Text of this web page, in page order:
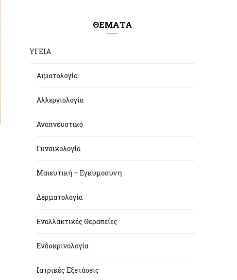
ΘΕΜΑΤΑ
ΥΓΕΙΑ
Αιματολογία
Αλλεργιολογία
Αναπνευστικό
Γυναικολογία
Μαιευτική – Εγκυμοσύνη
Δερματολογία
Εναλλακτικές Θεραπείες
Ενδοκρινολογία
Ιατρικές Εξετάσεις